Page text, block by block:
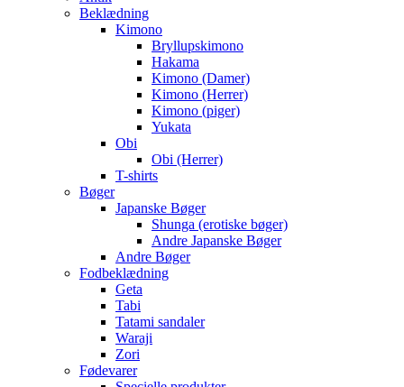
Beklædning
Kimono
Bryllupskimono
Hakama
Kimono (Damer)
Kimono (Herrer)
Kimono (piger)
Yukata
Obi
Obi (Herrer)
T-shirts
Bøger
Japanske Bøger
Shunga (erotiske bøger)
Andre Japanske Bøger
Andre Bøger
Fodbeklædning
Geta
Tabi
Tatami sandaler
Waraji
Zori
Fødevarer